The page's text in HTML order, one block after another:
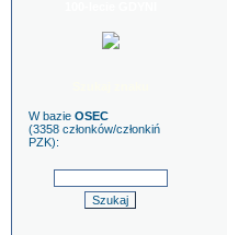
W bazie OSEC
(3358 członków/członkiń
PZK):